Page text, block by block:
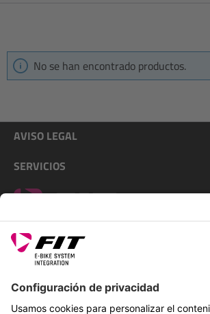
No se han encontrado productos.
AVISO LEGAL
SERVICIOS